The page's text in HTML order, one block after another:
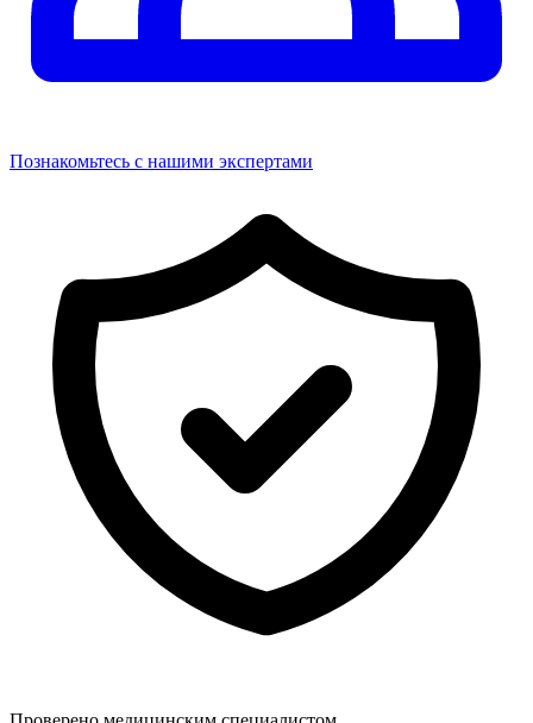
Познакомьтесь с нашими экспертами